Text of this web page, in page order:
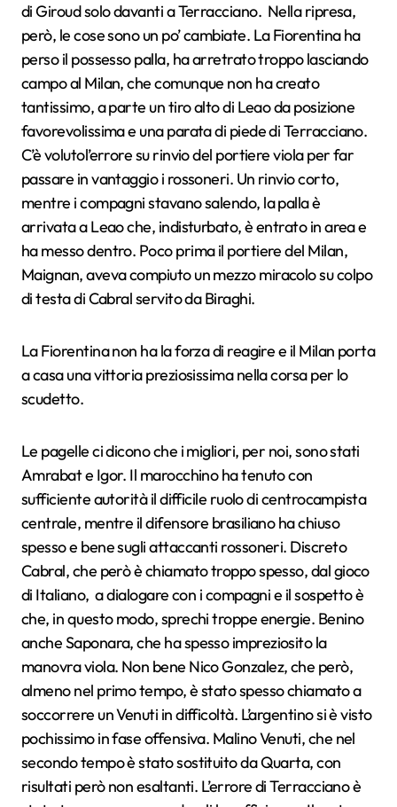
di Giroud solo davanti a Terracciano. Nella ripresa,
però, le cose sono un po’ cambiate. La Fiorentina ha
perso il possesso palla, ha arretrato troppo lasciando
campo al Milan, che comunque non ha creato
tantissimo, a parte un tiro alto di Leao da posizione
favorevolissima e una parata di piede di Terracciano.
C’è volutol’errore su rinvio del portiere viola per far
passare in vantaggio i rossoneri. Un rinvio corto,
mentre i compagni stavano salendo, la palla è
arrivata a Leao che, indisturbato, è entrato in area e
ha messo dentro. Poco prima il portiere del Milan,
Maignan, aveva compiuto un mezzo miracolo su colpo
di testa di Cabral servito da Biraghi.
La Fiorentina non ha la forza di reagire e il Milan porta
a casa una vittoria preziosissima nella corsa per lo
scudetto.
Le pagelle ci dicono che i migliori, per noi, sono stati
Amrabat e Igor. Il marocchino ha tenuto con
sufficiente autorità il difficile ruolo di centrocampista
centrale, mentre il difensore brasiliano ha chiuso
spesso e bene sugli attaccanti rossoneri. Discreto
Cabral, che però è chiamato troppo spesso, dal gioco
di Italiano, a dialogare con i compagni e il sospetto è
che, in questo modo, sprechi troppe energie. Benino
anche Saponara, che ha spesso impreziosito la
manovra viola. Non bene Nico Gonzalez, che però,
almeno nel primo tempo, è stato spesso chiamato a
soccorrere un Venuti in difficoltà. L’argentino si è visto
pochissimo in fase offensiva. Malino Venuti, che nel
secondo tempo è stato sostituito da Quarta, con
risultati però non esaltanti. L’errore di Terracciano è